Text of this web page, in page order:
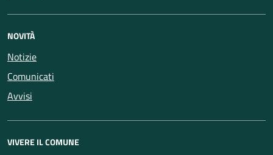
NOVITÀ
Notizie
Comunicati
Avvisi
VIVERE IL COMUNE